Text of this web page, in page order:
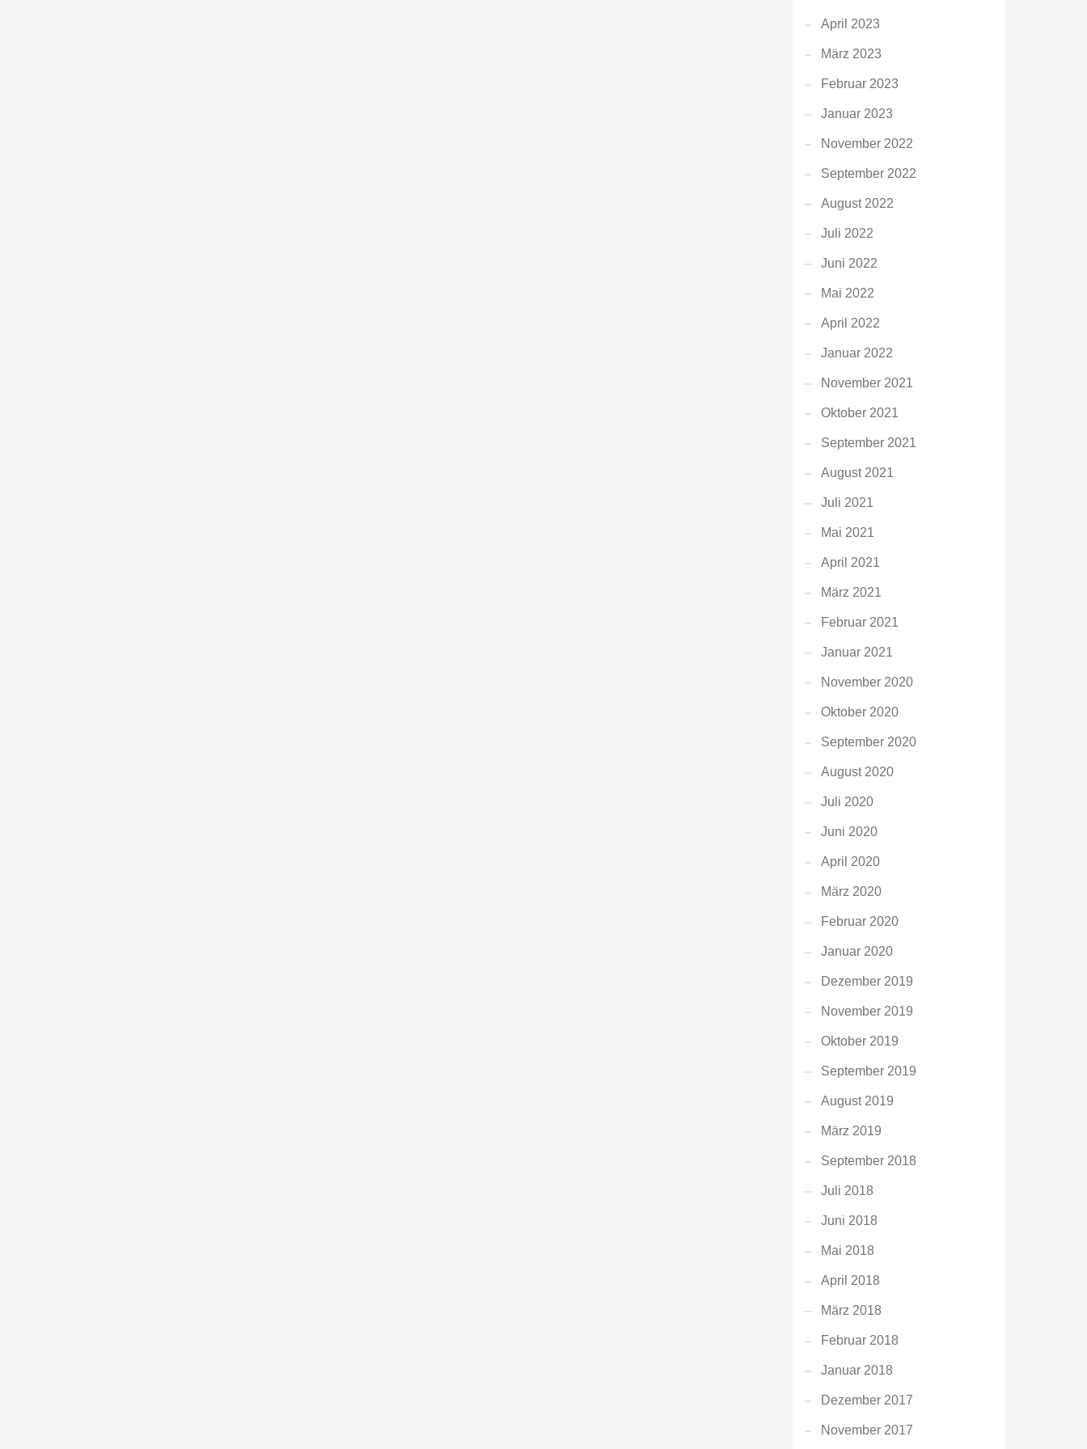
April 2023
März 2023
Februar 2023
Januar 2023
November 2022
September 2022
August 2022
Juli 2022
Juni 2022
Mai 2022
April 2022
Januar 2022
November 2021
Oktober 2021
September 2021
August 2021
Juli 2021
Mai 2021
April 2021
März 2021
Februar 2021
Januar 2021
November 2020
Oktober 2020
September 2020
August 2020
Juli 2020
Juni 2020
April 2020
März 2020
Februar 2020
Januar 2020
Dezember 2019
November 2019
Oktober 2019
September 2019
August 2019
März 2019
September 2018
Juli 2018
Juni 2018
Mai 2018
April 2018
März 2018
Februar 2018
Januar 2018
Dezember 2017
November 2017